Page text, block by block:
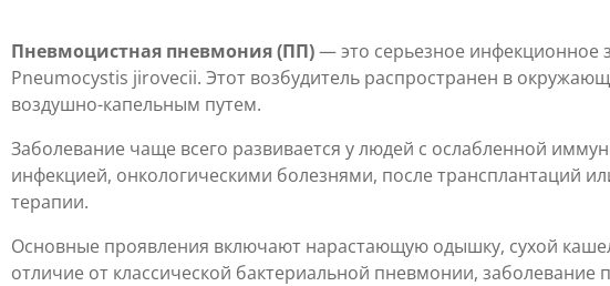
Пневмоцистная пневмония (ПП)— это серьезное инфекционное
Pneumocystis jirovecii. Этот возбудитель распространен в
воздушно-капельным путем.
Заболевание чаще всего развивается у людей с ослабленной
инфекцией, онкологическими болезнями, после трансплантаций
терапии.
Основные проявления включают нарастающую одышку, сухой
отличие от классической бактериальной пневмонии, заболевание